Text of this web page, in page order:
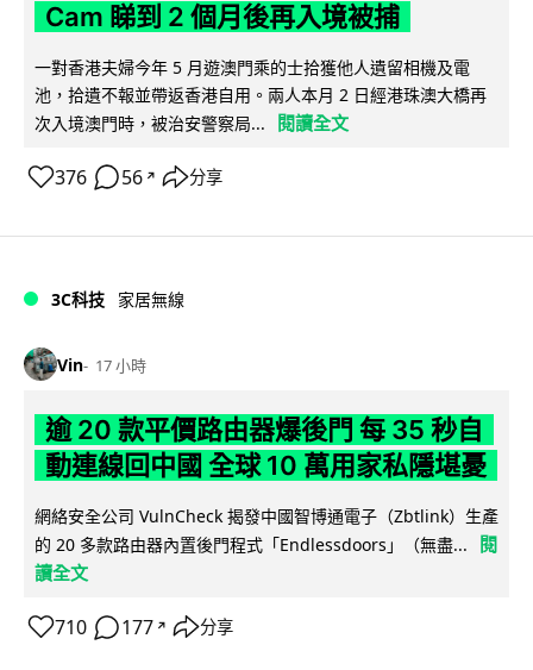
Cam 睇到 2 個月後再入境被捕
一對香港夫婦今年 5 月遊澳門乘的士拾獲他人遺留相機及電
池，拾遺不報並帶返香港自用。兩人本月 2 日經港珠澳大橋再
次入境澳門時，被治安警察局...
閱讀全文
376 56 ↗ 分享
3C科技 家居無線
Vin 17 小時
逾 20 款平價路由器爆後門 每 35 秒自
動連線回中國 全球 10 萬用家私隱堪憂
網絡安全公司 VulnCheck 揭發中國智博通電子（Zbtlink）生產
的 20 多款路由器內置後門程式「Endlessdoors」（無盡...
閱
讀全文
710 177 ↗ 分享